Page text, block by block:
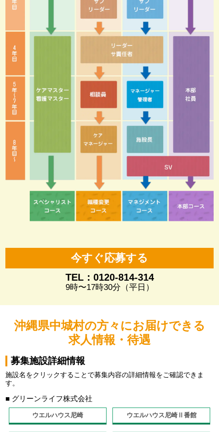
今すぐ応募する
TEL：0120-814-314
9時〜17時30分（平日）
沖縄県中城村の方々にお届けできる
求人情報・待遇
募集施設詳細情報
施設名をクリックすることで募集内容の詳細情報をご確認できま
す。
■ グリーンライフ株式会社
ウエルハウス尼崎 ウエルハウス尼崎Ⅱ番館